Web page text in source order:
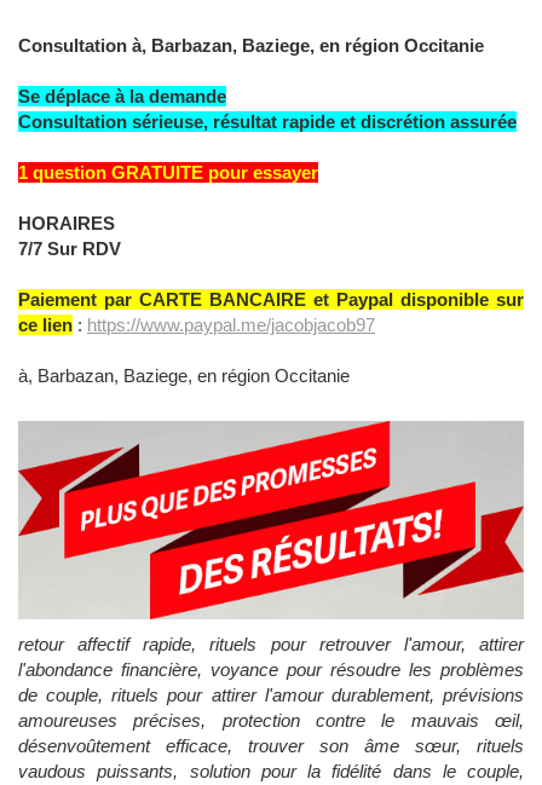
Consultation à, Barbazan, Baziege, en région Occitanie
Se déplace à la demande
Consultation sérieuse, résultat rapide et discrétion assurée
1 question GRATUITE pour essayer
HORAIRES
7/7 Sur RDV
Paiement par CARTE BANCAIRE et Paypal disponible sur
ce lien : https://www.paypal.me/jacobjacob97
à, Barbazan, Baziege, en région Occitanie
retour affectif rapide, rituels pour retrouver l'amour, attirer
l'abondance financière, voyance pour résoudre les problèmes
de couple, rituels pour attirer l'amour durablement, prévisions
amoureuses précises, protection contre le mauvais œil,
désenvoûtement efficace, trouver son âme sœur, rituels
vaudous puissants, solution pour la fidélité dans le couple,